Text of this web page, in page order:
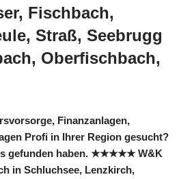
Fischbach,
Straß, Seebrugg
Oberfischbach,
Finanzanlagen,
Profi in Ihrer Region gesucht?
gefunden haben. ★★★★★ W&K
in Schluchsee, Lenzkirch,